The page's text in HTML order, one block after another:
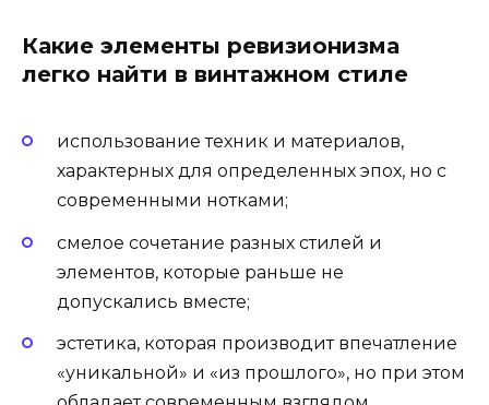
Какие элементы ревизионизма
легко найти в винтажном стиле
использование техник и материалов,
характерных для определенных эпох, но с
современными нотками;
смелое сочетание разных стилей и
элементов, которые раньше не
допускались вместе;
эстетика, которая производит впечатление
«уникальной» и «из прошлого», но при этом